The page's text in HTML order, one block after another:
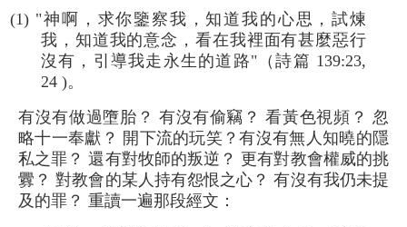
(1) "神啊，求你鑒察我，知道我的心思，試煉
我，知道我的意念，看在我裡面有甚麼惡行
沒有，引導我走永生的道路"（詩篇 139:23,
24 )。
有沒有做過墮胎？ 有沒有偷竊？ 看黃色視頻？ 忽
略十一奉獻？ 開下流的玩笑？有沒有無人知曉的隱
私之罪？ 還有對牧師的叛逆？ 更有對教會權威的挑
釁？ 對教會的某人持有怨恨之心？ 有沒有我仍未提
及的罪？ 重讀一遍那段經文：